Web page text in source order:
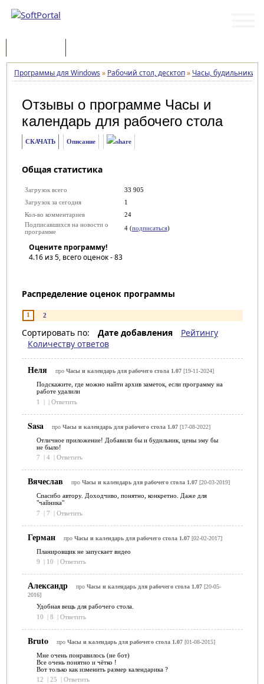
Программы для Windows » Рабочий стол, десктоп» Часы, будильники
Отзывы о программе Часы и
календарь для рабочего стола
СКАЧАТЬ Описание
Общая статистика
Загрузок всего
33 905
Загрузок за сегодня
1
Кол-во комментариев
24
Подписавшихся на новости о
программе
4 (подписаться)
Оцените программу!
4.16из 5, всего оценок -83
Распределение оценок программы
1 2
Сортировать по: Дате добавления
Рейтингу
Количеству ответов
Неля про Часы и календарь для рабочего стола 1.07[19-11-2024]
Подскажите, где можно найти архив заметок, если программу на
работе удалили
1
| | Ответить
Sasa про Часы и календарь для рабочего стола 1.07[17-08-2022]
Отличное приложение! Добавили бы и будильник, цены эму бы
не было!
7
| 4 | Ответить
Вячеслав про Часы и календарь для рабочего стола 1.07[20-03-2019]
Спасибо автору. Доходчиво, понятно, конкретно. Даже для
"чайника"
7
| 7 | Ответить
Герман про Часы и календарь для рабочего стола 1.07[02-02-2017]
Планировщик не запускает видео
9
| 10 | Ответить
Александр про Часы и календарь для рабочего стола 1.07[20-05-
2016]
Удобная вещь для рабочего стола.
10
| 8 | Ответить
Bruto про Часы и календарь для рабочего стола 1.07[01-08-2015]
Мне очень понравилось (не бот)
Все очень понятно и чётко !
Вот только как изменить размер календарика ?
12
| 25 | Ответить